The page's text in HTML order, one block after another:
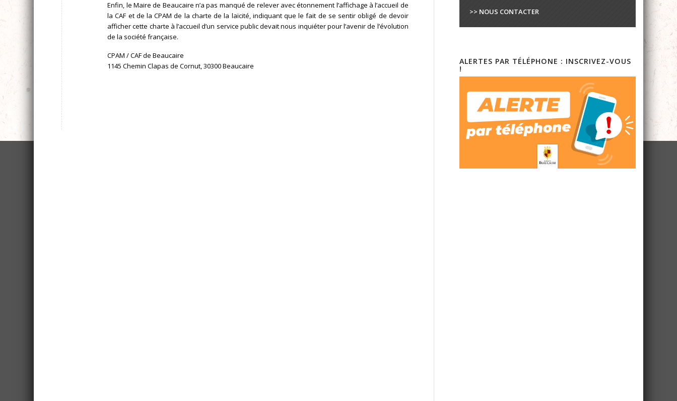
Enfin, le Maire de Beaucaire n’a pas manqué de relever avec étonnement l’affichage à l’accueil de
la CAF et de la CPAM de la charte de la laïcité, indiquant que le fait de se sentir obligé de devoir
afficher cette charte à l’accueil d’un service public devait nous inquiéter pour l’avenir de l’évolution
de la société française.
CPAM / CAF de Beaucaire
1145 Chemin Clapas de Cornut, 30300 Beaucaire
>> NOUS CONTACTER
ALERTES PAR TÉLÉPHONE : INSCRIVEZ-VOUS
!